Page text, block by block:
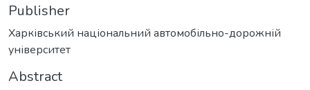
Publisher
Харківський національний автомобільно-дорожній
університет
Abstract